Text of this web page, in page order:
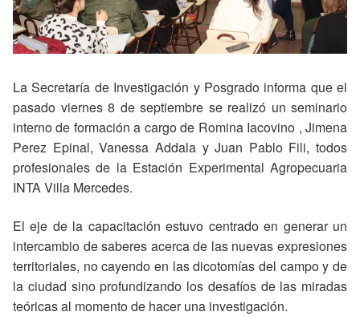
La Secretaría de Investigación y Posgrado informa que el
pasado viernes 8 de septiembre se realizó un seminario
interno de formación a cargo de Romina Iacovino , Jimena
Perez Epinal, Vanessa Addala y Juan Pablo Fili, todos
profesionales de la Estación Experimental Agropecuaria
INTA Villa Mercedes.
El eje de la capacitación estuvo centrado en generar un
intercambio de saberes acerca de las nuevas expresiones
territoriales, no cayendo en las dicotomías del campo y de
la ciudad sino profundizando los desafíos de las miradas
teóricas al momento de hacer una investigación.